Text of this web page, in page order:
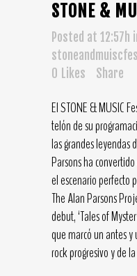
STONE &
Posted at 12:57h
0 Likes Share
El STONE & MUSIC
telón de su
las grandes leyendas
Parsons ha
el escenario perfecto
The Alan Parsons
debut, ‘Tales of
que marcó un antes
rock progresivo y de